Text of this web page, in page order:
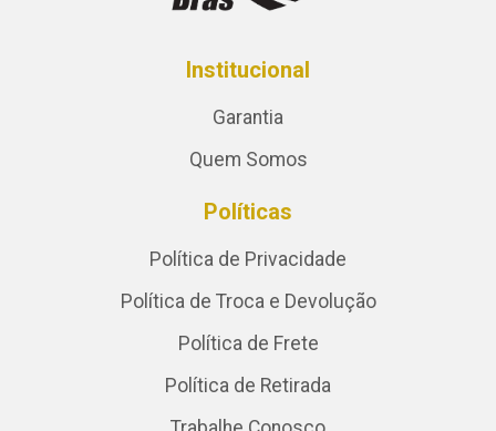
Institucional
Garantia
Quem Somos
Políticas
Política de Privacidade
Política de Troca e Devolução
Política de Frete
Política de Retirada